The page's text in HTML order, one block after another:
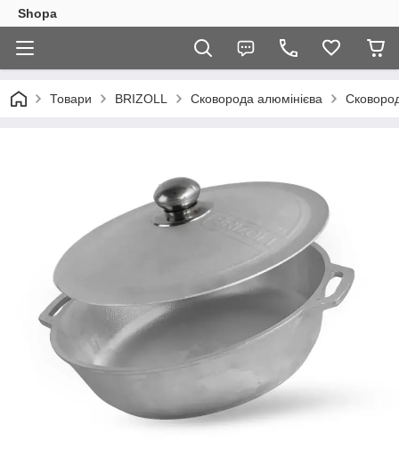
Shopa
Товари BRIZOLL Сковорода алюмінієва